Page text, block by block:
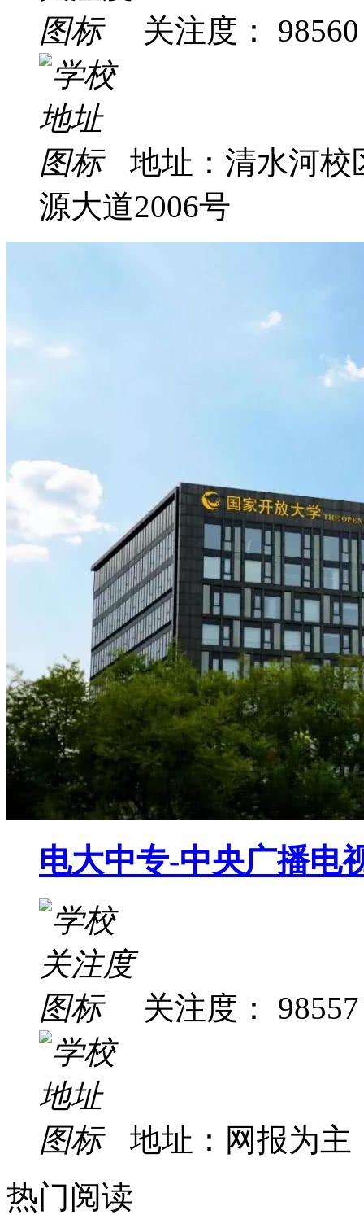
关注度： 98560
地址：清水河校
源大道2006号
电大中专-中央广播电
关注度： 98557
地址：网报为主
热门阅读